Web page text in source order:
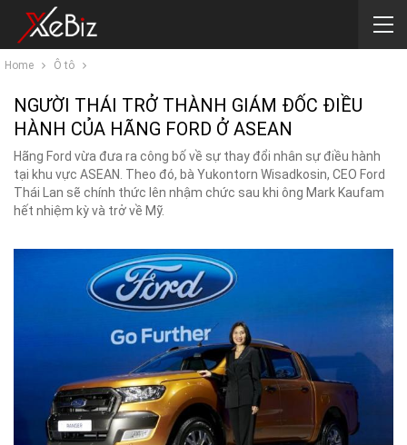
Home Ô tô
NGƯỜI THÁI TRỞ THÀNH GIÁM ĐỐC ĐIỀU
HÀNH CỦA HÃNG FORD Ở ASEAN
Hãng Ford vừa đưa ra công bố về sự thay đổi nhân sự điều hành
tại khu vực ASEAN. Theo đó, bà Yukontorn Wisadkosin, CEO Ford
Thái Lan sẽ chính thức lên nhậm chức sau khi ông Mark Kaufam
hết nhiệm kỳ và trở về Mỹ.